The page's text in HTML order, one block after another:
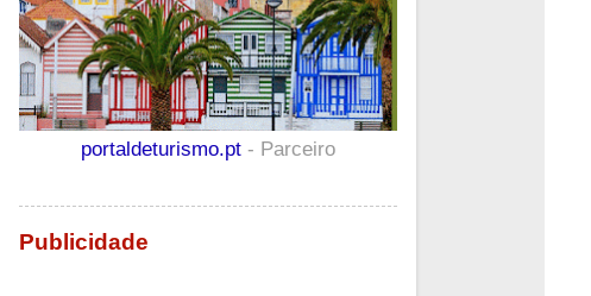
portaldeturismo.pt - Parceiro
Publicidade